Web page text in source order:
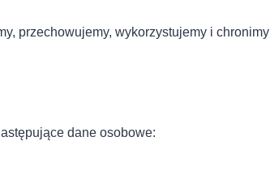
przechowujemy, wykorzystujemy i
dane osobowe: